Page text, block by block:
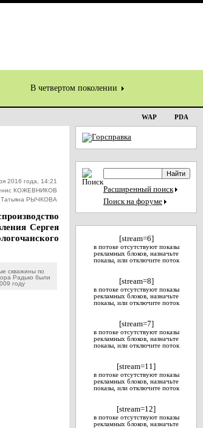
В четвертом поколении
WAP PDA
2016 года, 14:21
КОЖЕВНИКОВ
Татьяна РЫЧКОВА
Сергея
скважины по
Радько были
году
Расширенный поиск
Поиск на форуме
[stream=6]
в потоке отсутствуют показы
рекламных блоков, назначьте
показы, или отключите поток
[stream=8]
в потоке отсутствуют показы
рекламных блоков, назначьте
показы, или отключите поток
[stream=7]
в потоке отсутствуют показы
рекламных блоков, назначьте
показы, или отключите поток
[stream=11]
в потоке отсутствуют показы
рекламных блоков, назначьте
показы, или отключите поток
[stream=12]
в потоке отсутствуют показы
рекламных блоков, назначьте